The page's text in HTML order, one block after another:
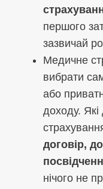
першого
зазвичай
Медичне
вибрати
або
доходу. Які
договір,
нічого не